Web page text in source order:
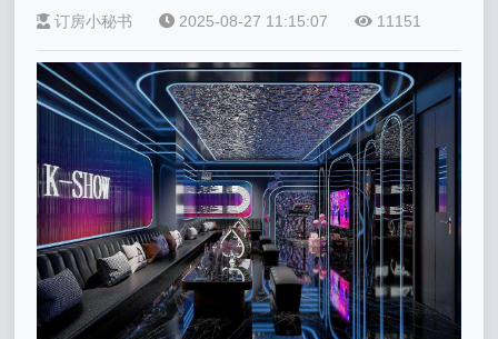
订房小秘书 2025-08-27 11:15:07 11151